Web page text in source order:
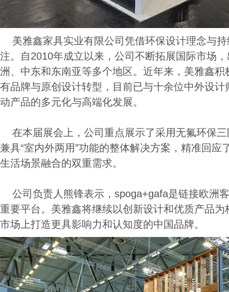
美雅鑫家具实业有限公司凭借环保设计理念与
注。自2010年成立以来，公司不断拓展国际市场
洲、中东和东南亚等多个地区。近年来，美雅鑫
有品牌与原创设计转型，目前已与十余位中外设
动产品的多元化与高端化发展。
在本届展会上，公司重点展示了采用无氟环保
兼具“室内外两用”功能的整体解决方案，精准回应
生活场景融合的双重需求。
公司负责人熊锋表示，spoga+gafa是链接欧洲
重要平台。美雅鑫将继续以创新设计和优质产品
市场上打造更具影响力和认知度的中国品牌。